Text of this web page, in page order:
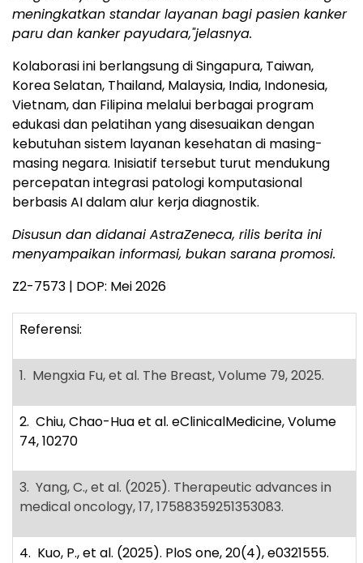
meningkatkan standar layanan bagi pasien kanker
paru dan kanker payudara,"jelasnya.
Kolaborasi ini berlangsung di Singapura, Taiwan,
Korea Selatan, Thailand, Malaysia, India, Indonesia,
Vietnam, dan Filipina melalui berbagai program
edukasi dan pelatihan yang disesuaikan dengan
kebutuhan sistem layanan kesehatan di masing-
masing negara. Inisiatif tersebut turut mendukung
percepatan integrasi patologi komputasional
berbasis AI dalam alur kerja diagnostik.
Disusun dan didanai AstraZeneca, rilis berita ini
menyampaikan informasi, bukan sarana promosi.
Z2-7573 | DOP: Mei 2026
Referensi:
1. Mengxia Fu, et al. The Breast, Volume 79, 2025.
2. Chiu, Chao-Hua et al. eClinicalMedicine, Volume
74, 10270
3. Yang, C., et al. (2025). Therapeutic advances in
medical oncology, 17, 17588359251353083.
4. Kuo, P., et al. (2025). PloS one, 20(4), e0321555.